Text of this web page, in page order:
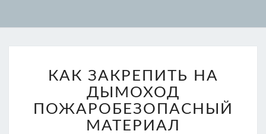
ЗАКРЕПИТЬ
НА
ДЫМОХОД
ПОЖАРОБЕЗОПАСНЫЙ
МАТЕРИАЛ
КАК ЗАКРЕПИТЬ НА
ДЫМОХОД
ПОЖАРОБЕЗОПАСНЫЙ
МАТЕРИАЛ